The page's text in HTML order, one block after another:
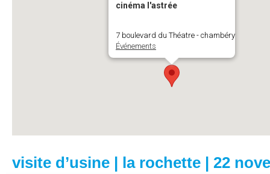
cinéma l'astrée
7 boulevard du Théatre - chambéry
Événements
visite d’usine | la rochette | 22